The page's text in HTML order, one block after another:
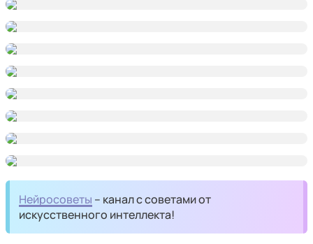
Нейросоветы – канал с советами от
искусственного интеллекта!